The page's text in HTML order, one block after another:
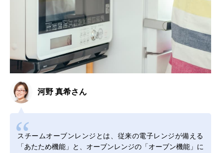
河野 真希さん
スチームオーブンレンジとは、従来の電子レンジが備える
「あたため機能」と、オーブンレンジの「オーブン機能」に